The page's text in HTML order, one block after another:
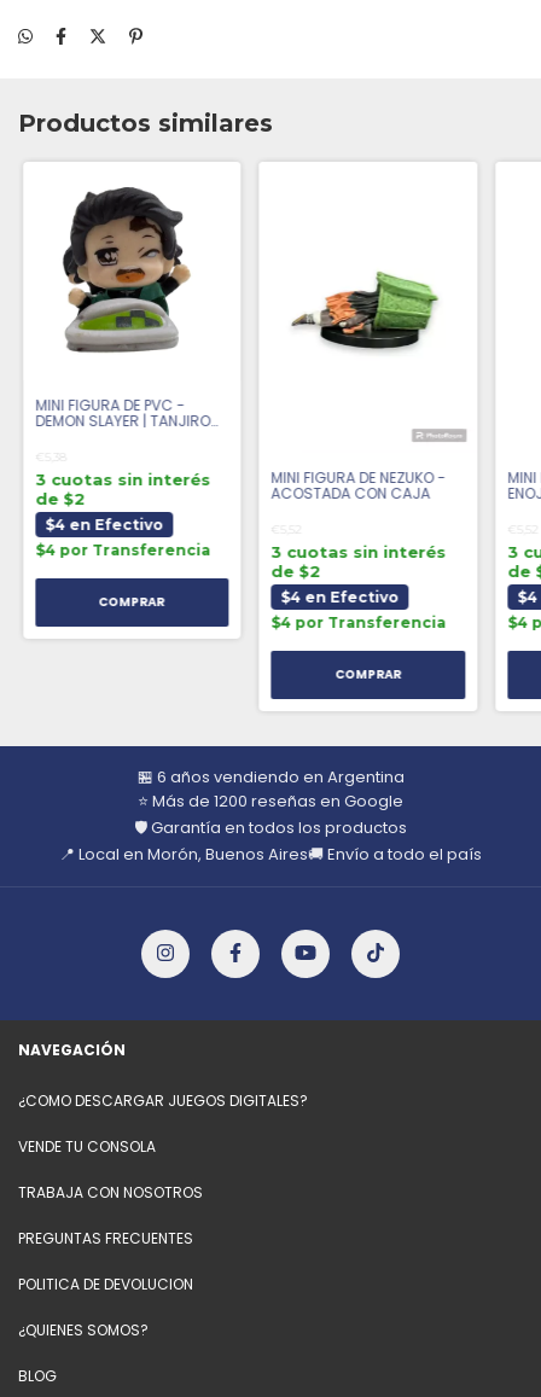
Productos similares
MINI FIGURA DE PVC -
DEMON SLAYER | TANJIRO
€5,38
3 cuotas sin interés
de $2
$4 en Efectivo
$4 por Transferencia
MINI FIGURA DE NEZUKO -
ACOSTADA CON CAJA
€5,52
3 cuotas sin interés
de $2
$4 en Efectivo
$4 por Transferencia
MINI
€5,52
3
de
$4
🏪 6 años vendiendo en Argentina
⭐ Más de 1200 reseñas en Google
🛡️ Garantía en todos los productos
📍 Local en Morón, Buenos Aires🚚 Envío a todo el país
NAVEGACIÓN
¿COMO DESCARGAR JUEGOS DIGITALES?
VENDE TU CONSOLA
TRABAJA CON NOSOTROS
PREGUNTAS FRECUENTES
POLITICA DE DEVOLUCION
¿QUIENES SOMOS?
BLOG